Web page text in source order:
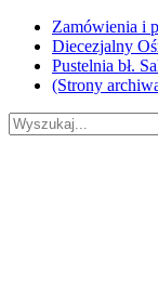
Skip
content
Zamówienia i
Diecezjalny
Pustelnia bł.
(Strony